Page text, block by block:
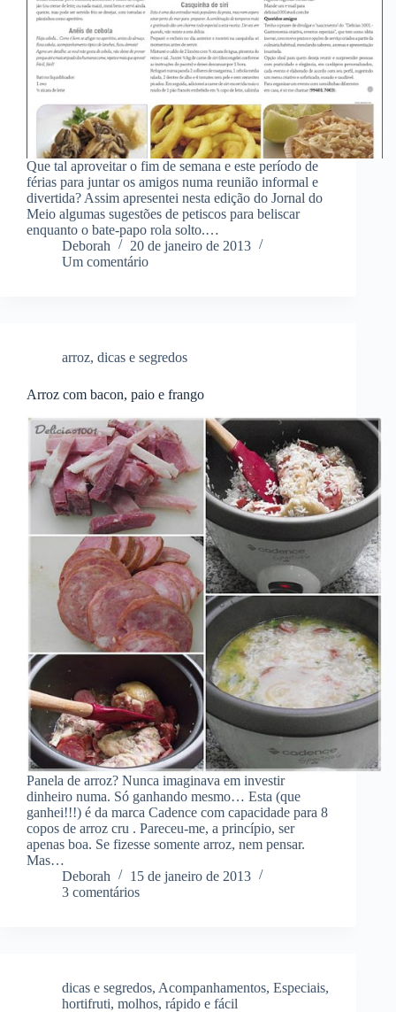
Que tal aproveitar o fim de semana e este período de
férias para juntar os amigos numa reunião informal e
divertida? Assim apresentei nesta edição do Jornal do
Meio algumas sugestões de petiscos para beliscar
enquanto o bate-papo rola solto.…
Deborah
20 de janeiro de 2013
Um comentário
arroz, dicas e segredos
Arroz com bacon, paio e frango
Panela de arroz? Nunca imaginava em investir
dinheiro numa. Só ganhando mesmo… Esta (que
ganhei!!!) é da marca Cadence com capacidade para 8
copos de arroz cru . Pareceu-me, a princípio, ser
apenas boa. Se fizesse somente arroz, nem pensar.
Mas…
Deborah
15 de janeiro de 2013
3 comentários
dicas e segredos, Acompanhamentos, Especiais,
hortifruti, molhos, rápido e fácil